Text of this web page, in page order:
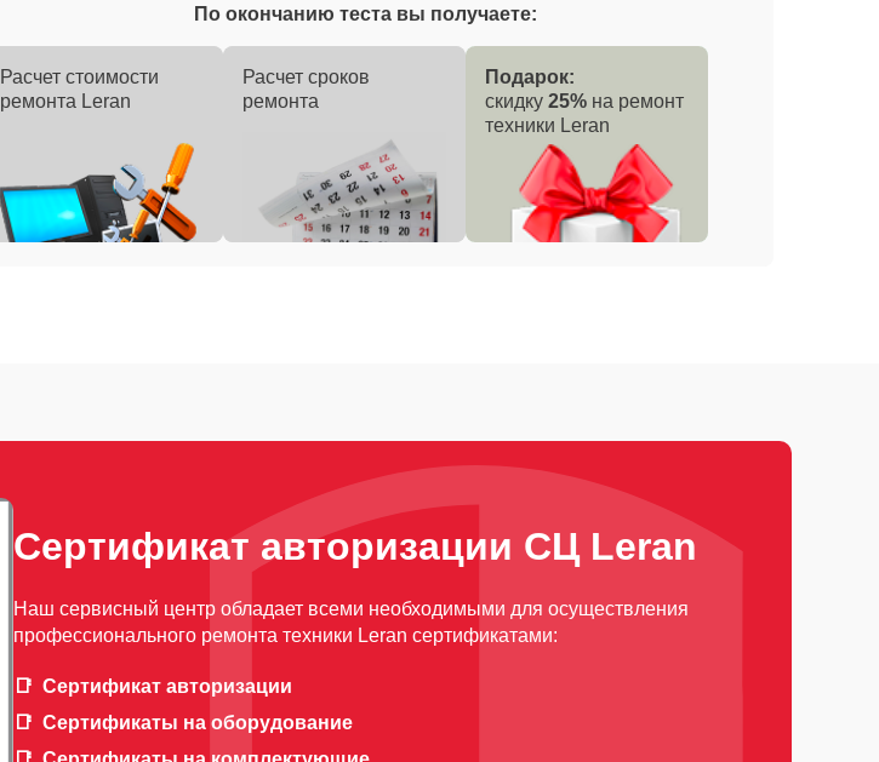
По окончанию теста вы получаете:
Расчет стоимости
ремонта Leran
Расчет сроков
ремонта
Подарок:
скидку 25% на ремонт
техники Leran
Сертификат авторизации СЦ Leran
Наш сервисный центр обладает всеми необходимыми для осуществления
профессионального ремонта техники Leran сертификатами:
Сертификат авторизации
Сертификаты на оборудование